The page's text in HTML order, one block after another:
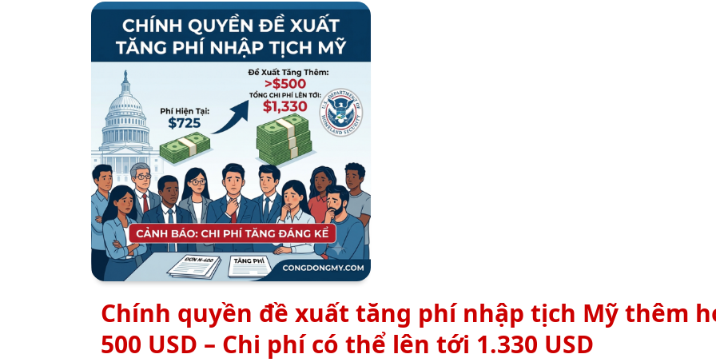
Chính quyền đề xuất tăng phí nhập tịch Mỹ thêm
500 USD – Chi phí có thể lên tới 1.330 USD